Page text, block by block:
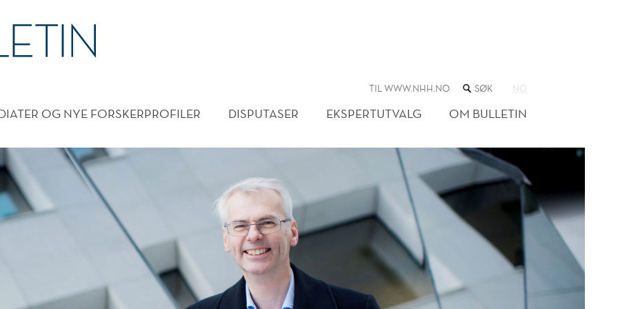
TIL WWW.NHH.NO SØK
NETTSTEDET
NO
OG NYE FORSKERPROFILER DISPUTASER EKSPERTUTVALG OM BULLETIN